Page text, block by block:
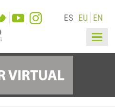
ES EU EN